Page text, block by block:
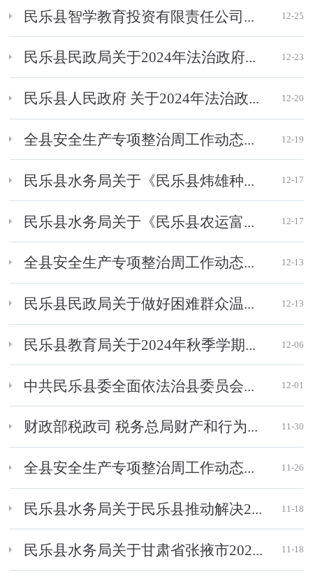
民乐县智学教育投资有限责任公司... 12-25
民乐县民政局关于2024年法治政府... 12-23
民乐县人民政府 关于2024年法治政... 12-20
全县安全生产专项整治周工作动态... 12-19
民乐县水务局关于《民乐县炜雄种... 12-17
民乐县水务局关于《民乐县农运富... 12-17
全县安全生产专项整治周工作动态... 12-13
民乐县民政局关于做好困难群众温... 12-13
民乐县教育局关于2024年秋季学期... 12-06
中共民乐县委全面依法治县委员会... 12-01
财政部税政司 税务总局财产和行为... 11-30
全县安全生产专项整治周工作动态... 11-26
民乐县水务局关于民乐县推动解决2... 11-18
民乐县水务局关于甘肃省张掖市202... 11-18